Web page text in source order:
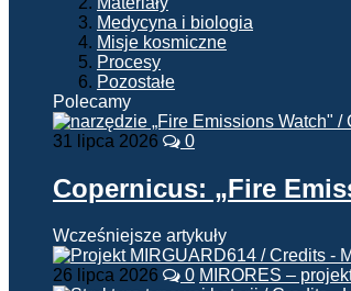
Medycyna i biologia
Misje kosmiczne
Procesy
Pozostałe
Polecamy
31 lipca 2026 0
Copernicus: „Fire
Wcześniejsze artykuły
26 lipca 2026 0 MIRORES –